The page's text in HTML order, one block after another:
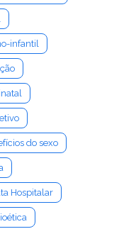
infantil
do sexo
Hospitalar